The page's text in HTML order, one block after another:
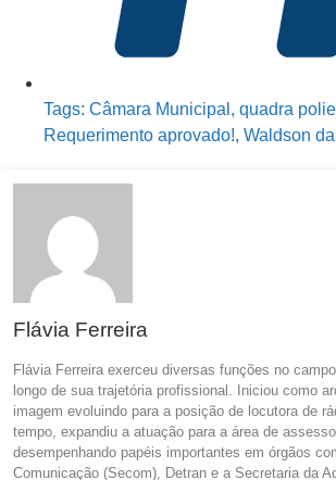
Tags: Câmara Municipal , quadra
Requerimento aprovado!, Waldson
Flávia Ferreira
Flávia Ferreira exerceu diversas funções no
longo de sua trajetória profissional. Iniciou como
imagem evoluindo para a posição de locutora de
tempo, expandiu a atuação para a área de
desempenhando papéis importantes em órgãos
Comunicação (Secom), Detran e a Secretaria da